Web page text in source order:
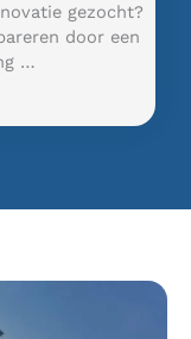
gezocht?
door een
…